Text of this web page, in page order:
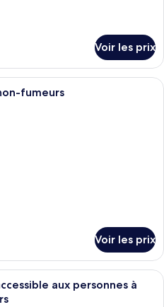
Voir les prix
Une chambre d’hôtel comprenant
fumeurs
Voir les prix
Une chambre d’hôtel avec un grand
aux personnes à